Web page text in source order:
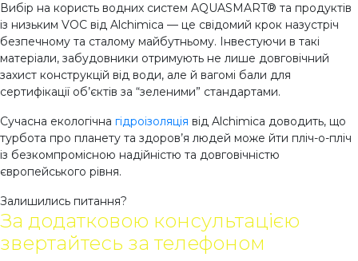
Вибір на користь водних систем AQUASMART® та продуктів
із низьким VOC від Alchimica — це свідомий крок назустріч
безпечному та сталому майбутньому. Інвестуючи в такі
матеріали, забудовники отримують не лише довговічний
захист конструкцій від води, але й вагомі бали для
сертифікації об’єктів за “зеленими” стандартами.
Сучасна екологічна гідроізоляція від Alchimica доводить, що
турбота про планету та здоров’я людей може йти пліч-о-пліч
із безкомпромісною надійністю та довговічністю
європейського рівня.
Залишились питання?
За додатковою консультацією
звертайтесь за телефоном